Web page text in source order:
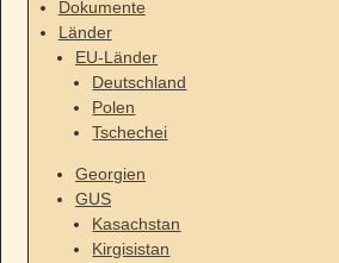
Dokumente
Länder
EU-Länder
Deutschland
Polen
Tschechei
Georgien
GUS
Kasachstan
Kirgisistan